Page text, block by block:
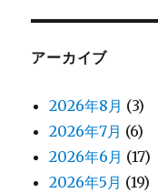
アーカイブ
2026年8月 (3)
2026年7月 (6)
2026年6月 (17)
2026年5月 (19)